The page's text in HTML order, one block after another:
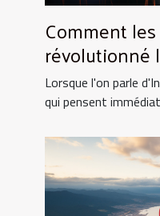
Comment
révolutionné
l'information
Lorsque l'on parle
qui pensent